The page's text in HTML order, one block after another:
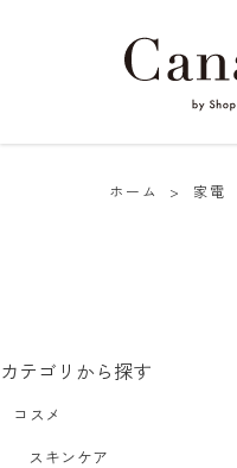
ホーム > 家電
カテゴリから探す
コスメ
スキンケア